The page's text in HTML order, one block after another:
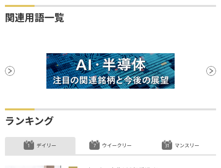
関連用語一覧
ランキング
デイリー ウイークリー マンスリー